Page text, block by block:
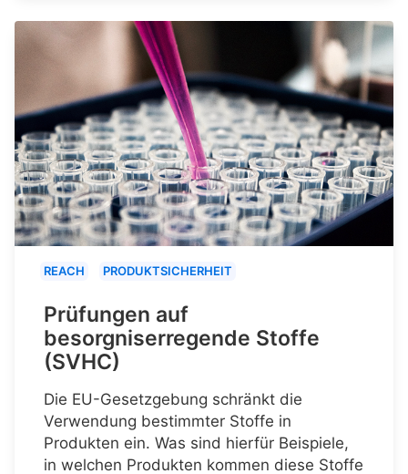
REACH PRODUKTSICHERHEIT
Prüfungen auf
besorgniserregende Stoffe
(SVHC)
Die EU-Gesetzgebung schränkt die
Verwendung bestimmter Stoffe in
Produkten ein. Was sind hierfür Beispiele,
in welchen Produkten kommen diese Stoffe